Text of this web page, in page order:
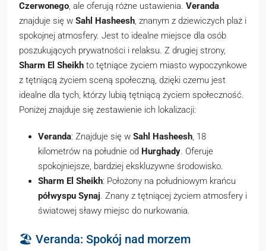
Czerwonego, ale oferują różne ustawienia. Veranda
znajduje się w Sahl Hasheesh, znanym z dziewiczych plaż i
spokojnej atmosfery. Jest to idealne miejsce dla osób
poszukujących prywatności i relaksu. Z drugiej strony,
Sharm El Sheikh to tętniące życiem miasto wypoczynkowe
z tętniącą życiem sceną społeczną, dzięki czemu jest
idealne dla tych, którzy lubią tętniącą życiem społeczność.
Poniżej znajduje się zestawienie ich lokalizacji:
Veranda: Znajduje się w Sahl Hasheesh, 18
kilometrów na południe od Hurghady. Oferuje
spokojniejsze, bardziej ekskluzywne środowisko.
Sharm El Sheikh: Położony na południowym krańcu
półwyspu Synaj. Znany z tętniącej życiem atmosfery i
światowej sławy miejsc do nurkowania.
🏖️ Veranda: Spokój nad morzem